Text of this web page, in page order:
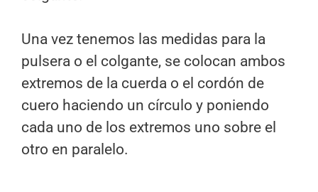
Una vez tenemos las medidas para la
pulsera o el colgante, se colocan ambos
extremos de la cuerda o el cordón de
cuero haciendo un círculo y poniendo
cada uno de los extremos uno sobre el
otro en paralelo.